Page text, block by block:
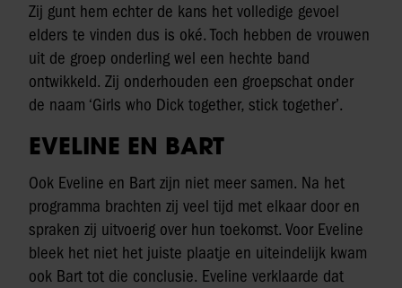
Zij gunt hem echter de kans het volledige gevoel
elders te vinden dus is oké. Toch hebben de vrouwen
uit de groep onderling wel een hechte band
ontwikkeld. Zij onderhouden een groepschat onder
de naam ‘Girls who Dick together, stick together’.
EVELINE EN BART
Ook Eveline en Bart zijn niet meer samen. Na het
programma brachten zij veel tijd met elkaar door en
spraken zij uitvoerig over hun toekomst. Voor Eveline
bleek het niet het juiste plaatje en uiteindelijk kwam
ook Bart tot die conclusie. Eveline verklaarde dat